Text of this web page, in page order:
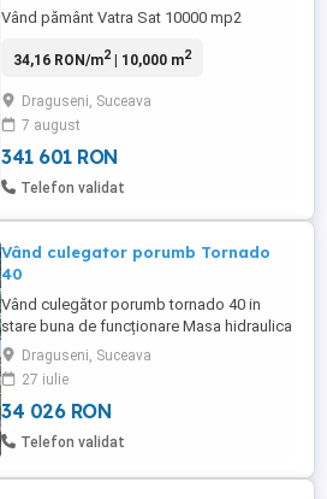
Vând pământ Vatra Sat 10000 mp2
34,16 RON/m2| 10,000 m2
Draguseni, Suceava
7 august
341 601 RON
Telefon validat
Vând culegator porumb Tornado
40
Vând culegător porumb tornado 40 in
stare buna de funcționare Masa hidraulica
Buncăr mare Ghiare depănușatoare noi
Adus recent
Draguseni, Suceava
27 iulie
34 026 RON
Telefon validat